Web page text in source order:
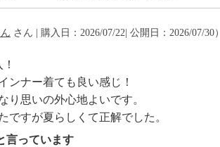
さん | 購入日：2026/07/22| 公開日：2026/07/30）
ンナー着ても良い感じ！
り思いの外心地よいです。
ですが夏らしくて正解でした。
言っています